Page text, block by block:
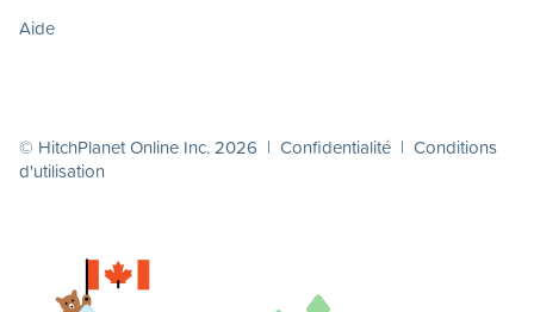
Aide
© HitchPlanet Online Inc. 2026 | Confidentialité | Conditions
d'utilisation